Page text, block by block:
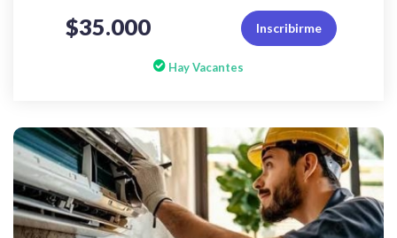
$35.000 Inscribirme
Hay Vacantes